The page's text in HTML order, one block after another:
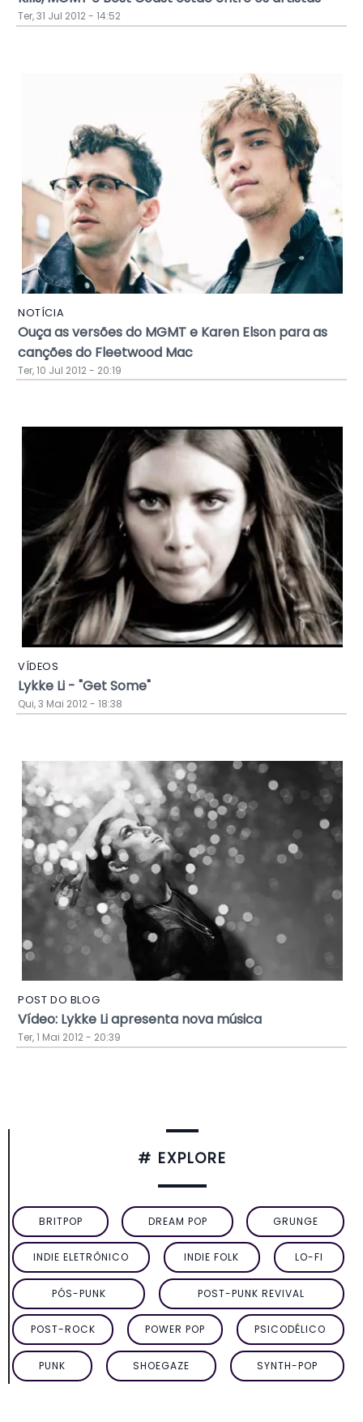
Ter, 31 Jul 2012 - 14:52
NOTÍCIA
Ouça as versões do MGMT e Karen Elson para as
canções do Fleetwood Mac
Ter, 10 Jul 2012 - 20:19
VÍDEOS
Lykke Li - "Get Some"
Qui, 3 Mai 2012 - 18:38
POST DO BLOG
Vídeo: Lykke Li apresenta nova música
Ter, 1 Mai 2012 - 20:39
# EXPLORE
BRITPOP DREAM POP GRUNGE
INDIE ELETRÔNICO INDIE FOLK LO-FI
PÓS-PUNK POST-PUNK REVIVAL
POST-ROCK POWER POP PSICODÉLICO
PUNK SHOEGAZE SYNTH-POP